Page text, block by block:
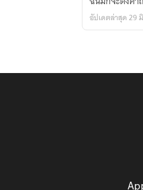
:
Make
อัปเดตล่าสุด 29